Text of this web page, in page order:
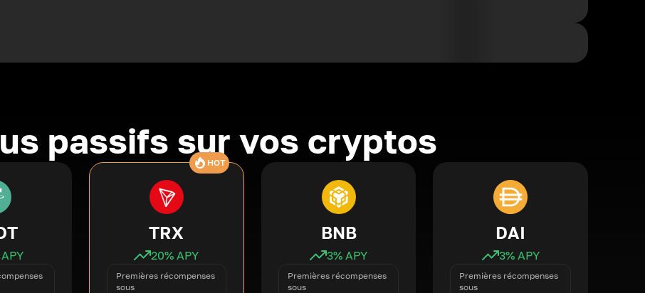
passifs sur vos cryptos
HOT
TRX
20% APY
Premières récompenses
sous
BNB
3% APY
Premières récompenses
sous
DAI
3% APY
Premières récompenses
sous